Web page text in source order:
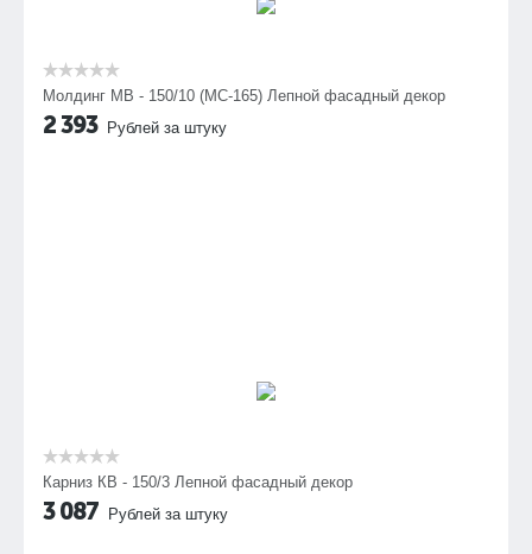
Молдинг МВ - 150/10 (МС-165) Лепной фасадный декор
2 393 Рублей за штуку
Карниз КВ - 150/3 Лепной фасадный декор
3 087 Рублей за штуку